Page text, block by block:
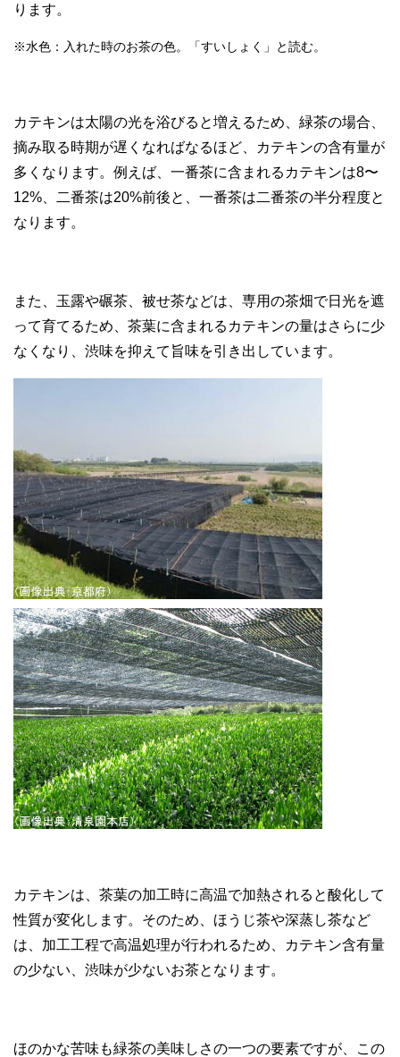
ります。
※水色：入れた時のお茶の色。「すいしょく」と読む。
カテキンは太陽の光を浴びると増えるため、緑茶の場合、
摘み取る時期が遅くなればなるほど、カテキンの含有量が
多くなります。例えば、一番茶に含まれるカテキンは8〜
12%、二番茶は20%前後と、一番茶は二番茶の半分程度と
なります。
また、玉露や碾茶、被せ茶などは、専用の茶畑で日光を遮
って育てるため、茶葉に含まれるカテキンの量はさらに少
なくなり、渋味を抑えて旨味を引き出しています。
カテキンは、茶葉の加工時に高温で加熱されると酸化して
性質が変化します。そのため、ほうじ茶や深蒸し茶など
は、加工工程で高温処理が行われるため、カテキン含有量
の少ない、渋味が少ないお茶となります。
ほのかな苦味も緑茶の美味しさの一つの要素ですが、この